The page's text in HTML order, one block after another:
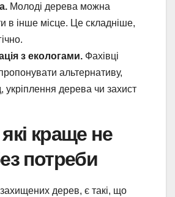
Молоді дерева можна
в інше місце. Це складніше,
з екологами. Фахівці
альтернативу,
укріплення дерева чи захист
краще не
потреби
дерев, є такі, що